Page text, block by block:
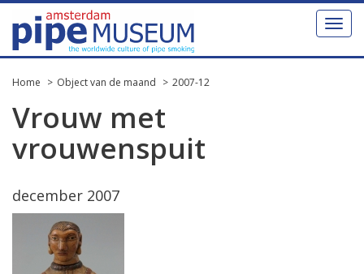
Toggle
Home Object van de maand 2007-12
Vrouw met
vrouwenspuit
december 2007